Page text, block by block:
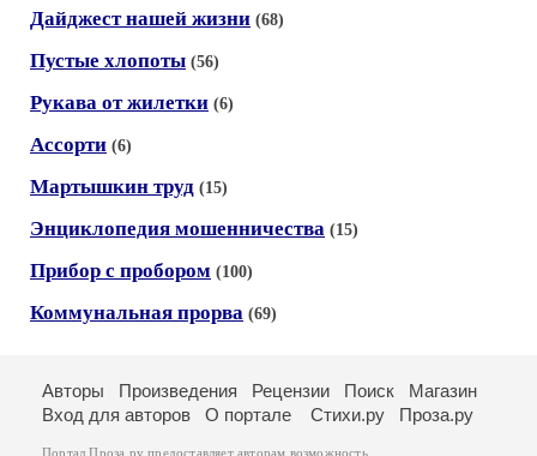
Дайджест нашей жизни (68)
Пустые хлопоты (56)
Рукава от жилетки (6)
Ассорти (6)
Мартышкин труд (15)
Энциклопедия мошенничества (15)
Прибор с пробором (100)
Коммунальная прорва (69)
Авторы Произведения Рецензии Поиск
Магазин
Вход для авторов
О портале Стихи.ру Проза.ру
Портал Проза.ру предоставляет авторам возможность